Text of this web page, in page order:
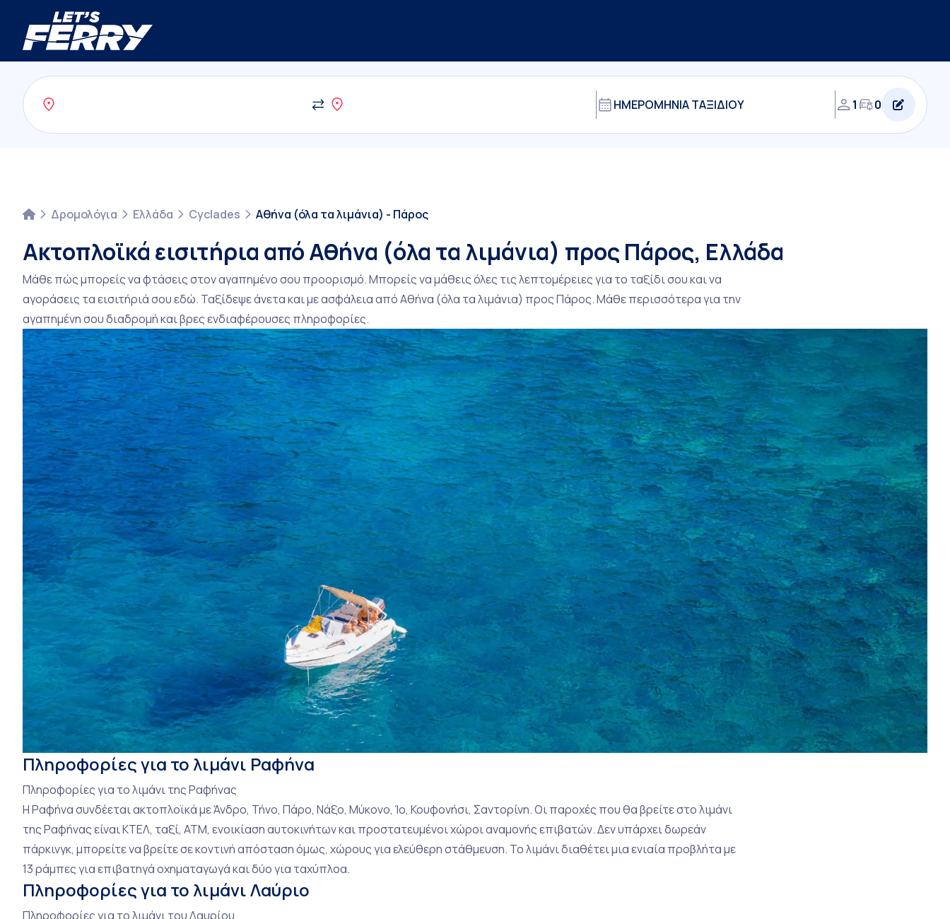
1 0
Δρομολόγια Ελλάδα Cyclades Αθήνα (όλα τα λιμάνια) - Πάρος
Ακτοπλοϊκά εισιτήρια από Αθήνα (όλα τα λιμάνια) προς Πάρος, Ελλάδα
Μάθε πώς μπορείς να φτάσεις στον αγαπημένο σου προορισμό. Μπορείς να μάθεις όλες τις λεπτομέρειες για το ταξίδι σου και να
αγοράσεις τα εισιτήριά σου εδώ. Ταξίδεψε άνετα και με ασφάλεια από Αθήνα (όλα τα λιμάνια) προς Πάρος. Μάθε περισσότερα για την
αγαπημένη σου διαδρομή και βρες ενδιαφέρουσες πληροφορίες.
Πληροφορίες για το λιμάνι Ραφήνα
Πληροφορίες για το λιμάνι της Ραφήνας
Η Ραφήνα συνδέεται ακτοπλοϊκά με Άνδρο, Τήνο, Πάρο, Νάξο, Μύκονο, Ίο, Κουφονήσι, Σαντορίνη. Οι παροχές που θα βρείτε στο λιμάνι
της Ραφήνας είναι ΚΤΕΛ, ταξί, ΑΤΜ, ενοικίαση αυτοκινήτων και προστατευμένοι χώροι αναμονής επιβατών. Δεν υπάρχει δωρεάν
πάρκινγκ, μπορείτε να βρείτε σε κοντινή απόσταση όμως, χώρους για ελεύθερη στάθμευση. Το λιμάνι διαθέτει μια ενιαία προβλήτα με
13 ράμπες για επιβατηγά οχηματαγωγά και δύο για ταχύπλοα.
Πληροφορίες για το λιμάνι Λαύριο
Πληροφορίες για το λιμάνι του Λαυρίου